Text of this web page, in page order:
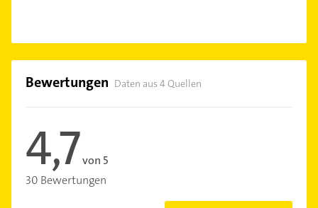
Bewertungen Daten aus 4 Quellen
4,7von 5
30 Bewertungen